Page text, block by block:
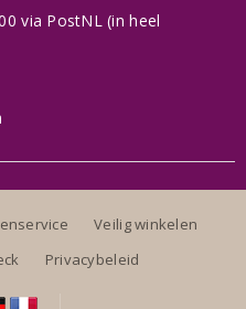
via PostNL (in heel
Veilig winkelen
Privacybeleid